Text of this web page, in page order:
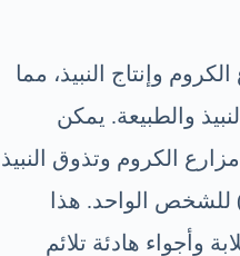
وإنتاج النبيذ، مما
والطبيعة. يمكن
الكروم وتذوق النبيذ
تبدأ من 30 يورو (€30) للشخص الواحد. هذا
وأجواء هادئة تلائم